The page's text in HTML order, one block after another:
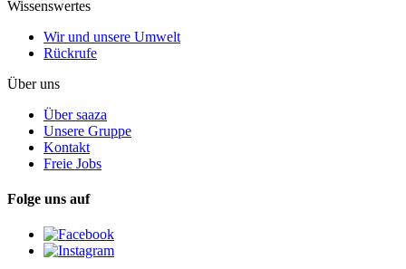
Wissenswertes
Wir und unsere Umwelt
Rückrufe
Über uns
Über saaza
Unsere Gruppe
Kontakt
Freie Jobs
Folge uns auf